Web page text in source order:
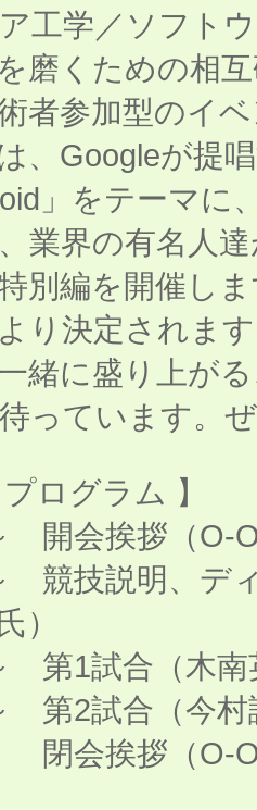
工学／ソフト
磨くための相
者参加型のイ
、Googleが提
」をテーマ
業界の有名人
別編を開催し
り決定されま
緒に盛り上が
っています。
プログラム 】
開会挨拶（O-
競技説明、デ
）
第1試合（木南
第2試合（今村
会挨拶（O-